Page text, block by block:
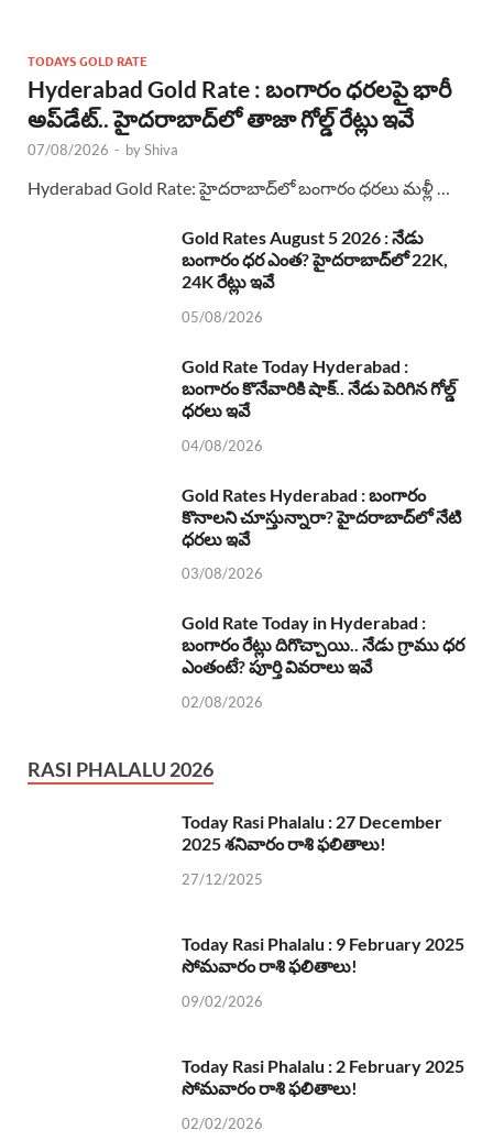
TODAYS GOLD RATE
Hyderabad Gold Rate : బంగారం ధరలపై భారీ
అప్‌డేట్.. హైదరాబాద్‌లో తాజా గోల్డ్ రేట్లు ఇవే
07/08/2026 - byShiva
Hyderabad Gold Rate: హైదరాబాద్‌లో బంగారం ధరలు మళ్లీ …
Gold Rates August 5 2026 : నేడు
బంగారం ధర ఎంత? హైదరాబాద్‌లో 22K,
24K రేట్లు ఇవే
05/08/2026
Gold Rate Today Hyderabad :
బంగారం కొనేవారికి షాక్.. నేడు పెరిగిన గోల్డ్
ధరలు ఇవే
04/08/2026
Gold Rates Hyderabad : బంగారం
కొనాలని చూస్తున్నారా? హైదరాబాద్‌లో నేటి
ధరలు ఇవే
03/08/2026
Gold Rate Today in Hyderabad :
బంగారం రేట్లు దిగొచ్చాయి.. నేడు గ్రాము ధర
ఎంతంటే? పూర్తి వివరాలు ఇవే
02/08/2026
RASI PHALALU 2026
Today Rasi Phalalu : 27 December
2025 శనివారం రాశి ఫలితాలు!
27/12/2025
Today Rasi Phalalu : 9 February 2025
సోమవారం రాశి ఫలితాలు!
09/02/2026
Today Rasi Phalalu : 2 February 2025
సోమవారం రాశి ఫలితాలు!
02/02/2026